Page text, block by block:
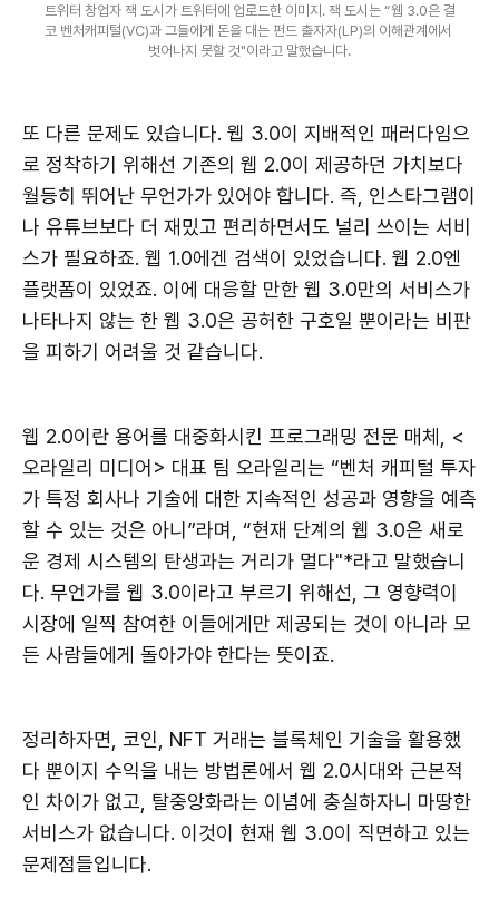
트위터 창업자 잭 도시가 트위터에 업로드한 이미지. 잭 도시는 “웹 3.0은 결
코 벤처캐피털(VC)과 그들에게 돈을 대는 펀드 출자자(LP)의 이해관계에서
벗어나지 못할 것"이라고 말했습니다.
또 다른 문제도 있습니다. 웹 3.0이 지배적인 패러다임으
로 정착하기 위해선 기존의 웹 2.0이 제공하던 가치보다
월등히 뛰어난 무언가가 있어야 합니다. 즉, 인스타그램이
나 유튜브보다 더 재밌고 편리하면서도 널리 쓰이는 서비
스가 필요하죠. 웹 1.0에겐 검색이 있었습니다. 웹 2.0엔
플랫폼이 있었죠. 이에 대응할 만한 웹 3.0만의 서비스가
나타나지 않는 한 웹 3.0은 공허한 구호일 뿐이라는 비판
을 피하기 어려울 것 같습니다.
웹 2.0이란 용어를 대중화시킨 프로그래밍 전문 매체, <
오라일리 미디어> 대표 팀 오라일리는 “벤처 캐피털 투자
가 특정 회사나 기술에 대한 지속적인 성공과 영향을 예측
할 수 있는 것은 아니”라며, “현재 단계의 웹 3.0은 새로
운 경제 시스템의 탄생과는 거리가 멀다"*라고 말했습니
다. 무언가를 웹 3.0이라고 부르기 위해선, 그 영향력이
시장에 일찍 참여한 이들에게만 제공되는 것이 아니라 모
든 사람들에게 돌아가야 한다는 뜻이죠.
정리하자면, 코인, NFT 거래는 블록체인 기술을 활용했
다 뿐이지 수익을 내는 방법론에서 웹 2.0시대와 근본적
인 차이가 없고, 탈중앙화라는 이념에 충실하자니 마땅한
서비스가 없습니다. 이것이 현재 웹 3.0이 직면하고 있는
문제점들입니다.